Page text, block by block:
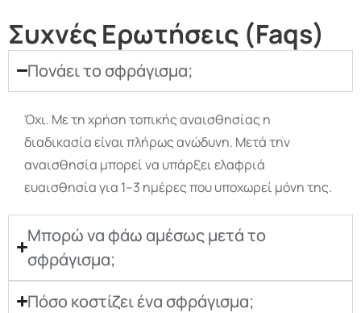
Συχνές Ερωτήσεις (Faqs)
Πονάει το σφράγισμα;
Όχι. Με τη χρήση τοπικής αναισθησίας η
διαδικασία είναι πλήρως ανώδυνη. Μετά την
αναισθησία μπορεί να υπάρξει ελαφριά
ευαισθησία για 1–3 ημέρες που υποχωρεί μόνη της.
Μπορώ να φάω αμέσως μετά το
σφράγισμα;
Πόσο κοστίζει ένα σφράγισμα;